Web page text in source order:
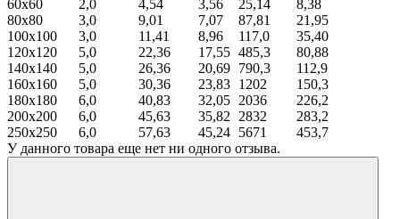
60х60
2,0 4,54 3,56 25,14
8,38
80х80
3,0 9,01 7,07 87,81
21,95
100х100
3,0 11,41 8,96 117,0
35,40
120х120
5,0 22,36 17,55 485,3
80,88
140х140
5,0 26,36 20,69 790,3
112,9
160х160
5,0 30,36 23,83 1202
150,3
180х180
6,0 40,83 32,05 2036
226,2
200х200
6,0 45,63 35,82 2832
283,2
250х250
6,0 57,63 45,24 5671
453,7
У данного товара еще нет ни одного отзыва.